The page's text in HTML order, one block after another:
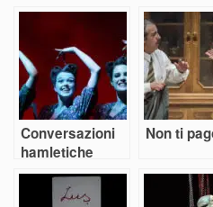
Conversazioni
hamletiche
Non ti